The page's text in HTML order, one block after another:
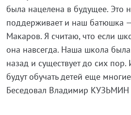
была нацелена в будущее. Это
поддерживает и наш батюшка
Макаров. Я считаю, что если
она навсегда. Наша школа
назад и существует до сих пор.
будут обучать детей еще
Беседовал Владимир КУЗЬМИН